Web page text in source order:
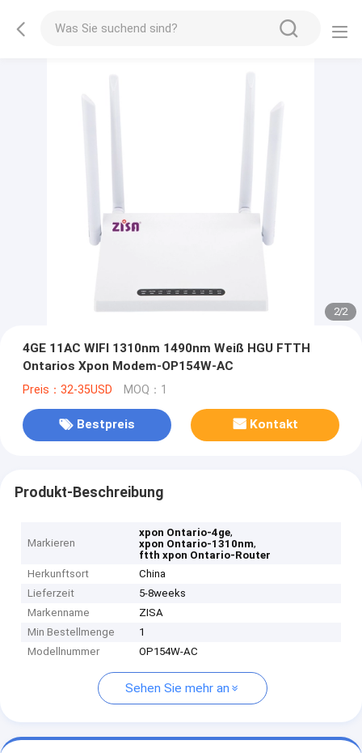
2/2
4GE 11AC WIFI 1310nm 1490nm Weiß HGU FTTH
Ontarios Xpon Modem-OP154W-AC
Preis：32-35USD MOQ：1
Bestpreis Kontakt
Produkt-Beschreibung
Markieren
xpon Ontario-4ge,
xpon Ontario-1310nm,
ftth xpon Ontario-Router
Herkunftsort
China
Lieferzeit
5-8weeks
Markenname
ZISA
Min Bestellmenge
1
Modellnummer
OP154W-AC
Sehen Sie mehr an